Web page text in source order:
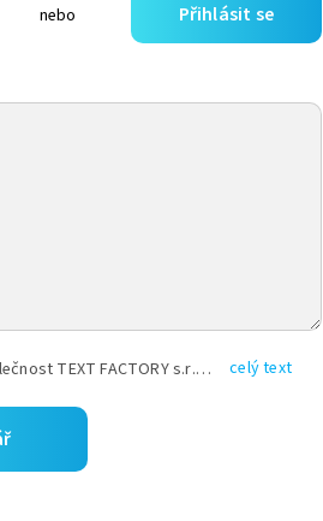
nebo Přihlásit se
Vyplněním shora uvedených údajů beru na vědomí, že společnost TEXT FACTORY s.r.o., sídlem Brno, Durďákova 336/29, Černá Pole, PSČ: 613 00, IČ: 06157831, zapsané u Krajského soudu v Brně, oddíl C, vložka 100399, bude zpracovávat mé osobní údaje uvedené v rámci mnou vyplněného registračního formuláře na základě oprávněných zájmů TEXT FACTORY s.r.o. dle čl. 6 odst. 1 písm. f) GDPR a pro splnění právních povinností (čl. 6 odst. 1 písm. c) GDPR), a to pro tyto účely: nezbytnost zajistit oprávnění návštěvníka webových stránek provozovaných společností TEXT FACTORY s.r.o. přispívat aktivně ke zveřejněným článkům nebo v rámci diskusních fór a výkon práv TEXT FACTORY s.r.o. jako administrátora těchto diskusních fór. Více informací o zpracování osobních údajů a právech lze nalézt v celý text